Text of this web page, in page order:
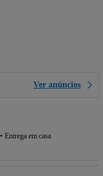
Ver anúncios
Entrega em casa